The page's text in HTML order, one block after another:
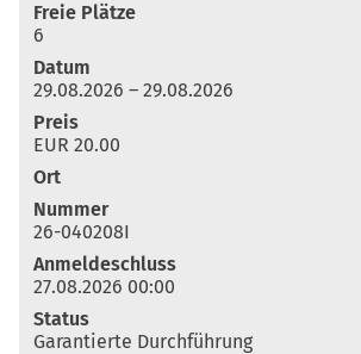
Freie Plätze
6
Datum
29.08.2026 – 29.08.2026
Preis
EUR 20.00
Ort
Nummer
26-040208I
Anmeldeschluss
27.08.2026 00:00
Status
Garantierte Durchführung